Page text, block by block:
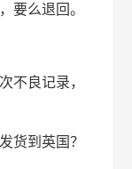
要么退回。
不良记录，
货到英国？